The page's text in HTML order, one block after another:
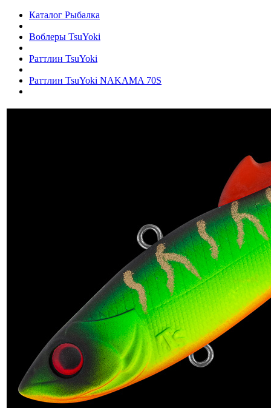
Каталог Рыбалка
Воблеры TsuYoki
Раттлин TsuYoki
Раттлин TsuYoki NAKAMA 70S